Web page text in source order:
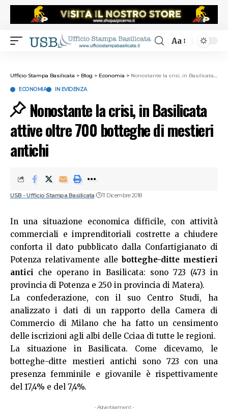
Aa
Ufficio Stampa Basilicata > Blog > Economia > Nonostante la crisi, in Basilicata attive oltre 700 botteghe di mestieri antichi
ECONOMIA IN EVIDENZA
Nonostante la crisi, in Basilicata
attive oltre 700 botteghe di mestieri
antichi
USB - Ufficio Stampa Basilicata 11 Dicembre 2018
In una situazione economica difficile, con attività
commerciali e imprenditoriali costrette a chiudere
conforta il dato pubblicato dalla Confartigianato di
Potenza relativamente alle botteghe-ditte mestieri
antici che operano in Basilicata: sono 723 (473 in
provincia di Potenza e 250 in provincia di Matera).
La confederazione, con il suo Centro Studi, ha
analizzato i dati di un rapporto della Camera di
Commercio di Milano che ha fatto un censimento
delle iscrizioni agli albi delle Cciaa di tutte le regioni.
La situazione in Basilicata. Come dicevamo, le
botteghe-ditte mestieri antichi sono 723 con una
presenza femminile e giovanile è rispettivamente
del 17,4% e del 7,4%.
- Advertisement -